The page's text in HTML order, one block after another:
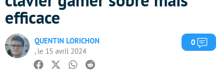
efficace
QUENTIN LORICHON
, le 15 avril 2024
0
Facebook
TwitterWhatsapp
Reddit